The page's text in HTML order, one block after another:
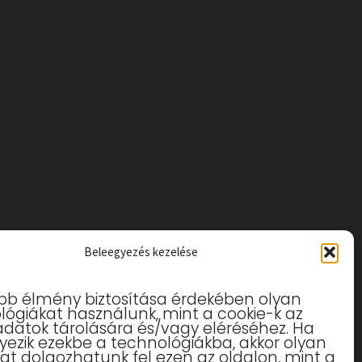
Beleegyezés kezelése
élmény biztosítása érdekében olyan
használunk, mint a cookie-k az
tárolására és/vagy eléréséhez. Ha
ezekbe a technológiákba, akkor olyan
dolgozhatunk fel ezen az oldalon, mint a